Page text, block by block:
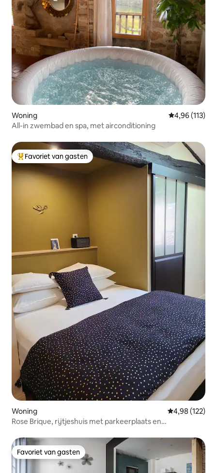
Woning Gemiddelde
4,96 (113)
All-in zwembad en spa, met airconditioning
Topfavoriet van gasten
Favoriet van gasten
Woning Gemiddelde
4,98 (122)
Rose Brique, rijtjeshuis met parkeerplaats en
Favoriet van gasten
Favoriet van gasten